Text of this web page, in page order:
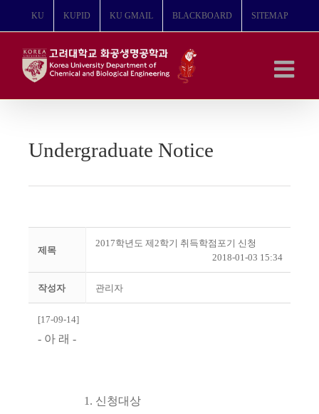
뛰
KU KUPID KU GMAIL BLACKBOARD SITEMAP
Undergraduate Notice
제목
2017학년도 제2학기 취득학점포기 신청
2018-01-03 15:34
작성자 관리자
[17-09-14]
- 아 래 -
1. 신청대상